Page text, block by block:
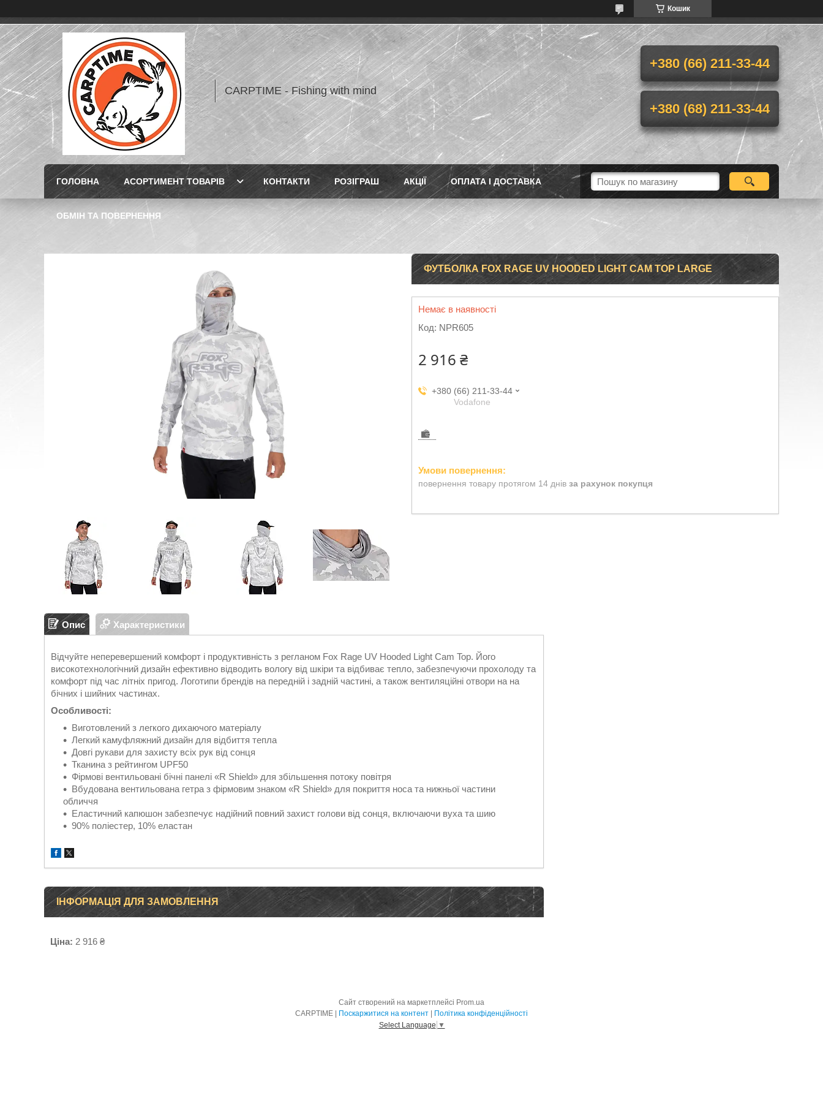
Кошик
CARPTIME - Fishing with mind
+380 (66) 211-33-44
+380 (68) 211-33-44
ГОЛОВНА АСОРТИМЕНТ ТОВАРІВ КОНТАКТИ РОЗІГРАШ АКЦІЇ ОПЛАТА І ДОСТАВКА
ОБМІН ТА ПОВЕРНЕННЯ
ФУТБОЛКА FOX RAGE UV HOODED LIGHT CAM TOP LARGE
Немає в наявності
Код: NPR605
2 916 ₴
+380 (66) 211-33-44
Vodafone
повернення товару протягом 14 днів за рахунок покупця
Опис Характеристики
Відчуйте неперевершений комфорт і продуктивність з регланом Fox Rage UV Hooded Light Cam Top. Його
високотехнологічний дизайн ефективно відводить вологу від шкіри та відбиває тепло, забезпечуючи прохолоду та
комфорт під час літніх пригод. Логотипи брендів на передній і задній частині, а також вентиляційні отвори на на
бічних і шийних частинах.
Особливості:
Виготовлений з легкого дихаючого матеріалу
Легкий камуфляжний дизайн для відбиття тепла
Довгі рукави для захисту всіх рук від сонця
Тканина з рейтингом UPF50
Фірмові вентильовані бічні панелі «R Shield» для збільшення потоку повітря
Вбудована вентильована гетра з фірмовим знаком «R Shield» для покриття носа та нижньої частини
обличчя
Еластичний капюшон забезпечує надійний повний захист голови від сонця, включаючи вуха та шию
90% поліестер, 10% еластан
ІНФОРМАЦІЯ ДЛЯ ЗАМОВЛЕННЯ
Ціна: 2 916 ₴
Сайт створений на маркетплейсі Prom.ua
Поскаржитися на контент
Політика конфіденційності
Select Language ▼